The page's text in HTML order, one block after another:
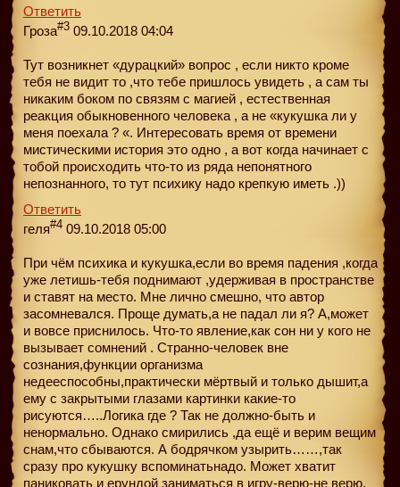
Ответить
Гроза#3 09.10.2018 04:04
Тут возникнет «дурацкий» вопрос , если никто кроме
тебя не видит то ,что тебе пришлось увидеть , а сам ты
никаким боком по связям с магией , естественная
реакция обыкновенного человека , а не «кукушка ли у
меня поехала ? «. Интересовать время от времени
мистическими история это одно , а вот когда начинает с
тобой происходить что-то из ряда непонятного
непознанного, то тут психику надо крепкую иметь .))
Ответить
геля#4 09.10.2018 05:00
При чём психика и кукушка,если во время падения ,когда
уже летишь-тебя поднимают ,удерживая в пространстве
и ставят на место. Мне лично смешно, что автор
засомневался. Проще думать,а не падал ли я? А,может
и вовсе приснилось. Что-то явление,как сон ни у кого не
вызывает сомнений . Странно-человек вне
сознания,функции организма
недееспособны,практически мёртвый и только дышит,а
ему с закрытыми глазами картинки какие-то
рисуются…..Логика где ? Так не должно-быть и
ненормально. Однако смирились ,да ещё и верим вещим
снам,что сбываются. А бодрячком узырить……,так
сразу про кукушку вспоминатьнадо. Может хватит
паниковать и ерундой заниматься в игру-верю-не верю.